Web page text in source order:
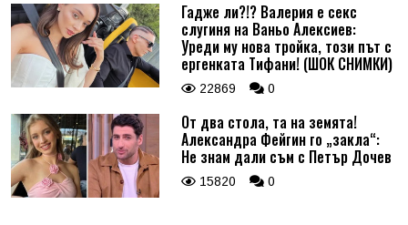
Гадже ли?!? Валерия е секс
слугиня на Ваньо Алексиев:
Уреди му нова тройка, този път с
ергенката Тифани! (ШОК СНИМКИ)
22869 0
От два стола, та на земята!
Александра Фейгин го „закла“:
Не знам дали съм с Петър Дочев
15820 0